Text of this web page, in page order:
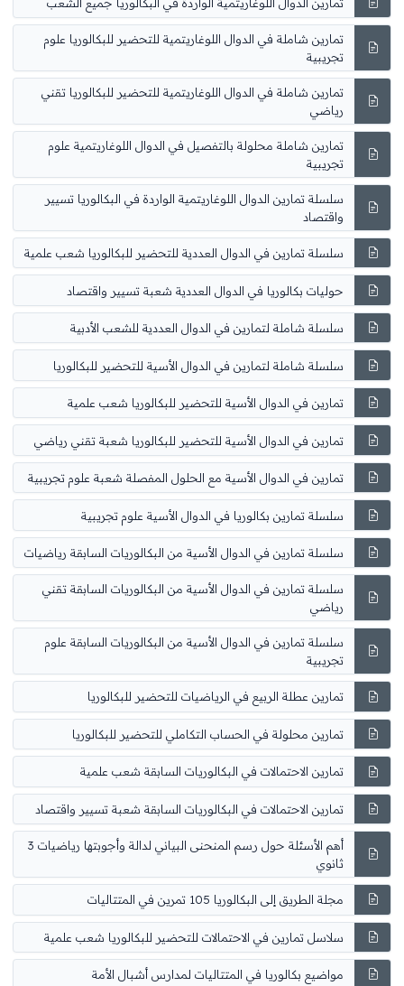
تمارين شاملة في الدوال اللوغاريتمية للتحضير للبكالوريا علوم
تجريبية
تمارين شاملة في الدوال اللوغاريتمية للتحضير للبكالوريا تقني
رياضي
تمارين شاملة محلولة بالتفصيل في الدوال اللوغاريتمية علوم
تجريبية
سلسلة تمارين الدوال اللوغاريتمية الواردة في البكالوريا تسيير
واقتصاد
سلسلة تمارين في الدوال العددية للتحضير للبكالوريا شعب علمية
حوليات بكالوريا في الدوال العددية شعبة تسيير واقتصاد
سلسلة شاملة لتمارين في الدوال العددية للشعب الأدبية
سلسلة شاملة لتمارين في الدوال الأسية للتحضير للبكالوريا
تمارين في الدوال الأسية للتحضير للبكالوريا شعب علمية
تمارين في الدوال الأسية للتحضير للبكالوريا شعبة تقني رياضي
تمارين في الدوال الأسية مع الحلول المفصلة شعبة علوم تجريبية
سلسلة تمارين بكالوريا في الدوال الأسية علوم تجريبية
سلسلة تمارين في الدوال الأسية من البكالوريات السابقة رياضيات
سلسلة تمارين في الدوال الأسية من البكالوريات السابقة تقني
رياضي
سلسلة تمارين في الدوال الأسية من البكالوريات السابقة علوم
تجريبية
تمارين عطلة الربيع في الرياضيات للتحضير للبكالوريا
تمارين محلولة في الحساب التكاملي للتحضير للبكالوريا
تمارين الاحتمالات في البكالوريات السابقة شعب علمية
تمارين الاحتمالات في البكالوريات السابقة شعبة تسيير واقتصاد
أهم الأسئلة حول رسم المنحنى البياني لدالة وأجوبتها رياضيات 3
ثانوي
مجلة الطريق إلى البكالوريا 105 تمرين في المتتاليات
سلاسل تمارين في الاحتمالات للتحضير للبكالوريا شعب علمية
مواضيع بكالوريا في المتتاليات لمدارس أشبال الأمة